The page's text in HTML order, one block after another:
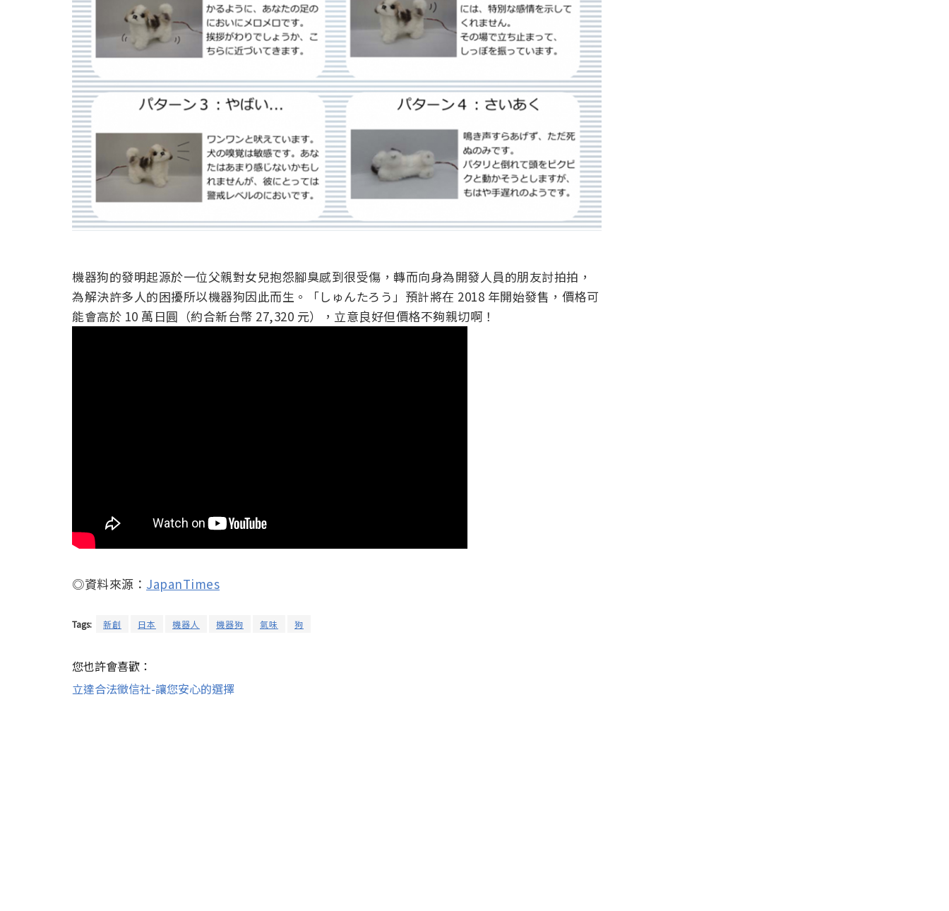
機器狗的發明起源於一位父親對女兒抱怨腳臭感到很受傷，轉而向身為開發人員的朋友討拍拍，
為解決許多人的困擾所以機器狗因此而生。「しゅんたろう」預計將在 2018 年開始發售，價格可
能會高於 10 萬日圓（約合新台幣 27,320 元），立意良好但價格不夠親切啊！
◎資料來源： JapanTimes
Tags: 新創 日本 機器人 機器狗 氣味 狗
您也許會喜歡：
立達合法徵信社-讓您安心的選擇